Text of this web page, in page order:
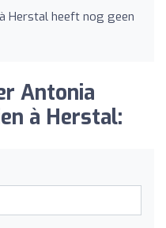
Herstal heeft nog geen
Antonia
à Herstal: